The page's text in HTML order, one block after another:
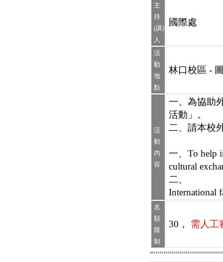
主
持
(講)
人
國際處
活
動
地
點
林口校區 -
活
動
內
容
一、為協助
活動」。
二、請本校
一、To help
cultural
二、
International
名
額
限
制
30， 需人工